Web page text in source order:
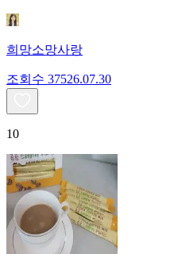
희망소망사랑
조회수 37526.07.30
10